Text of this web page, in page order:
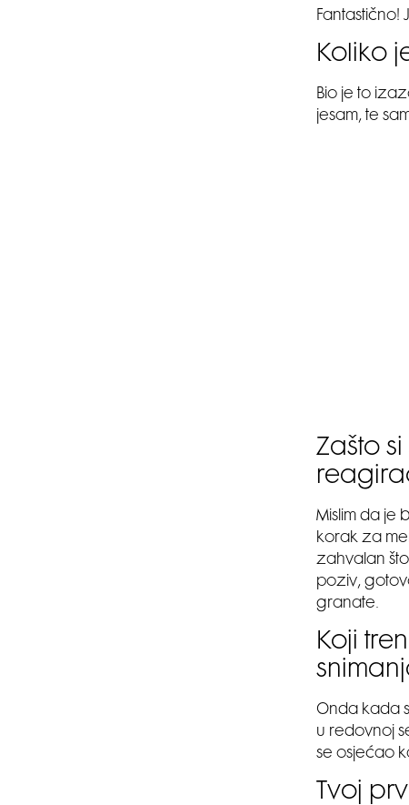
Fantastično!
Koliko
Bio je to
jesam, te
Zašto
Mislim da je
korak za
zahvalan
poziv,
granate.
Koji
Onda kada
u redovnoj
se osjećao
Tvoj